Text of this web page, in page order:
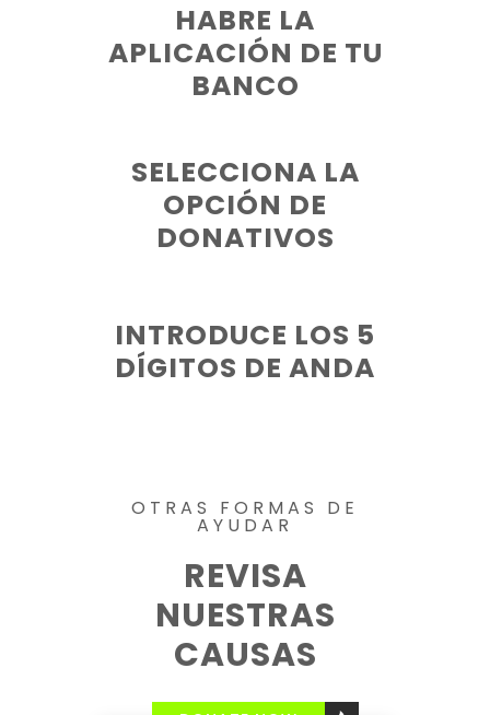
HABRE LA
APLICACIÓN DE TU
BANCO
SELECCIONA LA
OPCIÓN DE
DONATIVOS
INTRODUCE LOS 5
DÍGITOS DE ANDA
OTRAS FORMAS DE
AYUDAR
REVISA
NUESTRAS
CAUSAS